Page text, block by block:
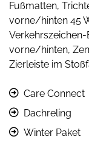
Fußmatten,
vorne/hinten 45
vorne/hinten,
Zierleiste im
Care Connect
Dachreling
Winter Paket